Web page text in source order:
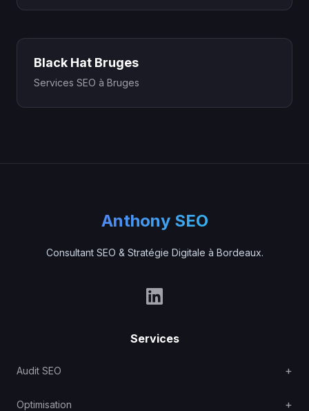
Black Hat Bruges
Services SEO à Bruges
Anthony SEO
Consultant SEO & Stratégie Digitale à Bordeaux.
Services
Audit SEO
Optimisation